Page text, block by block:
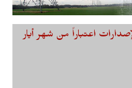
اعتباراً من شهر أيار